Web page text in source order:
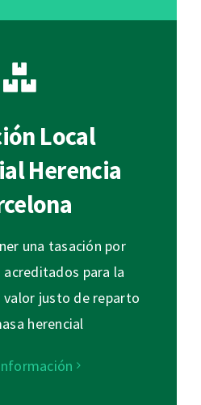
Local
Herencia
una tasación por
para la
valor justo de reparto
herencial